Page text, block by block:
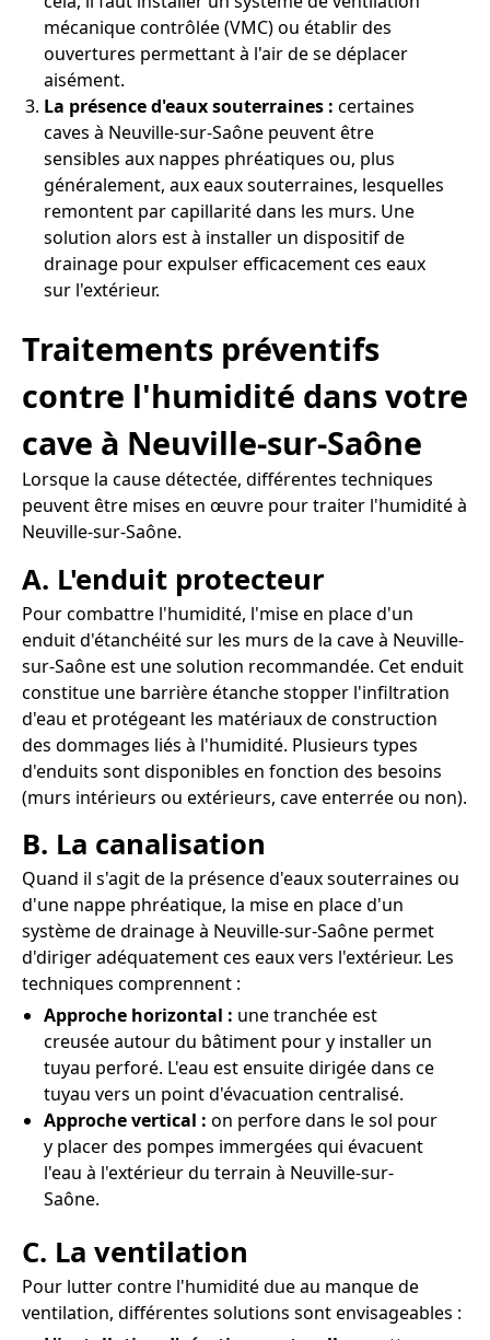
mécanique contrôlée (VMC) ou établir des
ouvertures permettant à l'air de se déplacer
aisément.
La présence d'eaux souterraines : certaines
caves à Neuville-sur-Saône peuvent être
sensibles aux nappes phréatiques ou, plus
généralement, aux eaux souterraines, lesquelles
remontent par capillarité dans les murs. Une
solution alors est à installer un dispositif de
drainage pour expulser efficacement ces eaux
sur l'extérieur.
Traitements préventifs
contre l'humidité dans votre
cave à Neuville-sur-Saône
Lorsque la cause détectée, différentes techniques
peuvent être mises en œuvre pour traiter l'humidité à
Neuville-sur-Saône.
A. L'enduit protecteur
Pour combattre l'humidité, l'mise en place d'un
enduit d'étanchéité sur les murs de la cave à Neuville-
sur-Saône est une solution recommandée. Cet enduit
constitue une barrière étanche stopper l'infiltration
d'eau et protégeant les matériaux de construction
des dommages liés à l'humidité. Plusieurs types
d'enduits sont disponibles en fonction des besoins
(murs intérieurs ou extérieurs, cave enterrée ou non).
B. La canalisation
Quand il s'agit de la présence d'eaux souterraines ou
d'une nappe phréatique, la mise en place d'un
système de drainage à Neuville-sur-Saône permet
d'diriger adéquatement ces eaux vers l'extérieur. Les
techniques comprennent :
Approche horizontal : une tranchée est
creusée autour du bâtiment pour y installer un
tuyau perforé. L'eau est ensuite dirigée dans ce
tuyau vers un point d'évacuation centralisé.
Approche vertical : on perfore dans le sol pour
y placer des pompes immergées qui évacuent
l'eau à l'extérieur du terrain à Neuville-sur-
Saône.
C. La ventilation
Pour lutter contre l'humidité due au manque de
ventilation, différentes solutions sont envisageables :